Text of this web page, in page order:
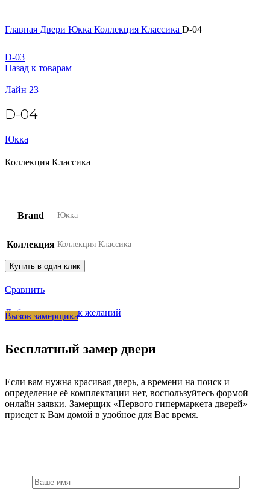
Главная Двери Юкка Коллекция Классика D-04
D-03
Назад к товарам
Лайн 23
D-04
Юкка
Коллекция Классика
Brand Юкка
Коллекция Коллекция Классика
Купить в один клик
Сравнить
Добавить в список желаний
Вызов замерщика
Бесплатный замер двери
Если вам нужна красивая дверь, а времени на поиск и
определение её комплектации нет, воспользуйтесь формой
онлайн заявки. Замерщик «Первого гипермаркета дверей»
приедет к Вам домой в удобное для Вас время.